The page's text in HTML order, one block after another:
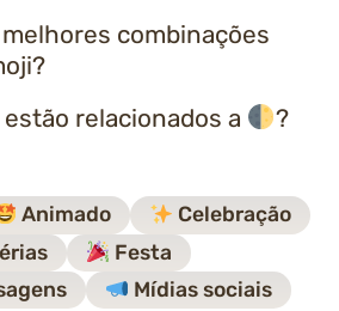
melhores combinações
relacionados a
?
Animado
Celebração
Festa
Mídias sociais